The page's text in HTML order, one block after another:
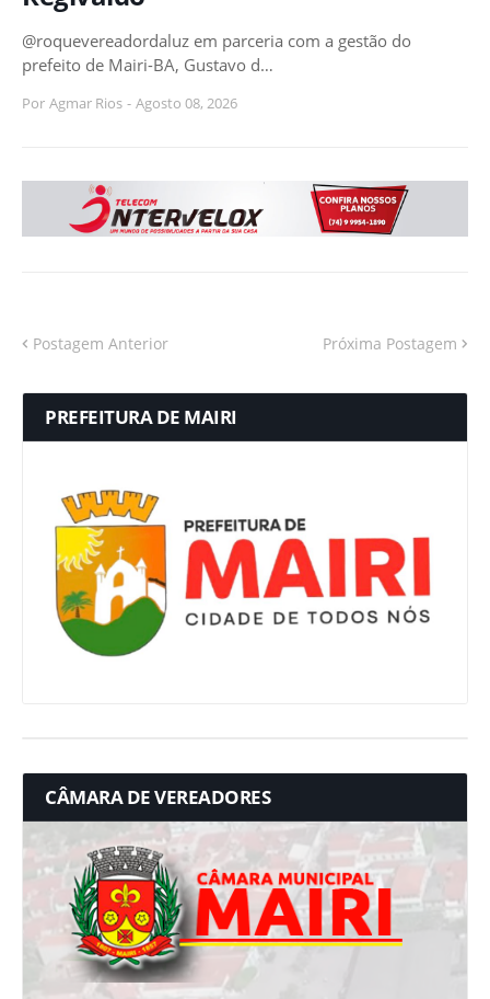
@roquevereadordaluz em parceria com a gestão do
prefeito de Mairi-BA, Gustavo d…
Por Agmar Rios - Agosto 08, 2026
Postagem Anterior Próxima Postagem
PREFEITURA DE MAIRI
CÂMARA DE VEREADORES